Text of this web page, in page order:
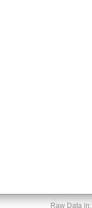
Raw Data in: